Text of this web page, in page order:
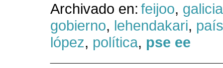
Archivado en: feijoo, galicia
gobierno, lehendakari,
lópez, política, pse ee